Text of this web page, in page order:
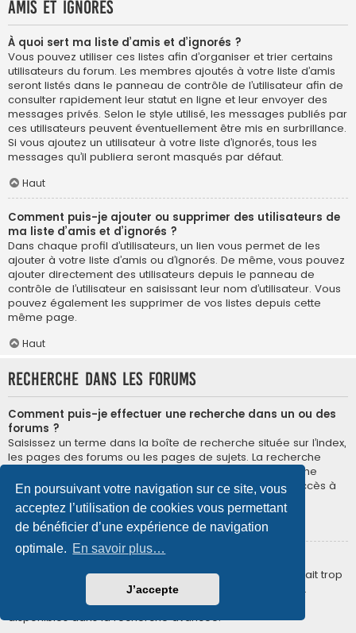
En poursuivant votre navigation sur ce site, vous
acceptez l’utilisation de cookies vous permettant
de bénéficier d’une expérience de navigation
optimale. En savoir plus…
J’accepte
Amis et ignorés
À quoi sert ma liste d’amis et d’ignorés ?
Vous pouvez utiliser ces listes afin d’organiser et trier certains
utilisateurs du forum. Les membres ajoutés à votre liste d’amis
seront listés dans le panneau de contrôle de l’utilisateur afin de
consulter rapidement leur statut en ligne et leur envoyer des
messages privés. Selon le style utilisé, les messages publiés par
ces utilisateurs peuvent éventuellement être mis en surbrillance.
Si vous ajoutez un utilisateur à votre liste d’ignorés, tous les
messages qu’il publiera seront masqués par défaut.
Haut
Comment puis-je ajouter ou supprimer des utilisateurs de
ma liste d’amis et d’ignorés ?
Dans chaque profil d’utilisateurs, un lien vous permet de les
ajouter à votre liste d’amis ou d’ignorés. De même, vous pouvez
ajouter directement des utilisateurs depuis le panneau de
contrôle de l’utilisateur en saisissant leur nom d’utilisateur. Vous
pouvez également les supprimer de vos listes depuis cette
même page.
Haut
Recherche dans les forums
Comment puis-je effectuer une recherche dans un ou des
forums ?
Saisissez un terme dans la boîte de recherche située sur l’index,
les pages des forums ou les pages de sujets. La recherche
avancée est accessible en cliquant sur le lien « Recherche
avancée » disponible sur toutes les pages du forum. L’accès à
la recherche dépend du style utilisé.
Haut
Pourquoi ma recherche ne renvoie aucun résultat ?
Votre recherche était probablement trop vague ou incluait trop
de termes communs qui ne sont pas indexés par phpBB.
Essayez d’être plus précis et d’utiliser les différents filtres
disponibles dans la recherche avancée.